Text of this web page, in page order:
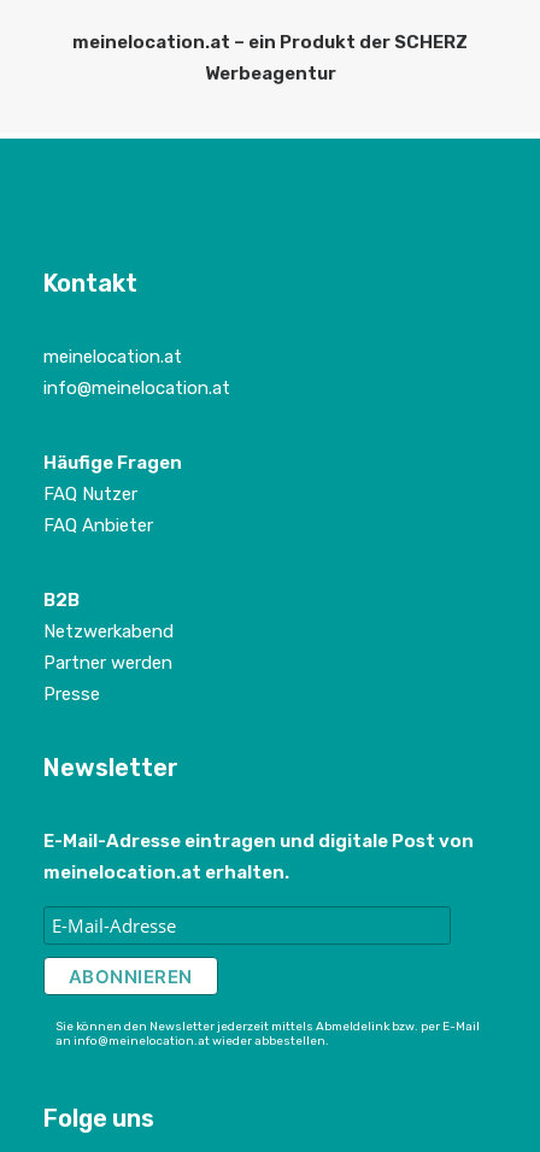
meinelocation.at – ein Produkt der SCHERZ
Werbeagentur
Kontakt
meinelocation.at
info@meinelocation.at
Häufige Fragen
FAQ Nutzer
FAQ Anbieter
B2B
Netzwerkabend
Partner werden
Presse
Newsletter
E-Mail-Adresse eintragen und digitale Post von
meinelocation.at erhalten.
Sie können den Newsletter jederzeit mittels Abmeldelink bzw. per E-Mail
an info@meinelocation.at wieder abbestellen.
Folge uns